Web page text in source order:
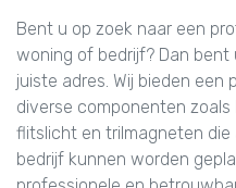
Bent u op zoek naar een
woning of bedrijf? Dan bent
juiste adres. Wij bieden
diverse componenten
flitslicht en trilmagneten
bedrijf kunnen worden